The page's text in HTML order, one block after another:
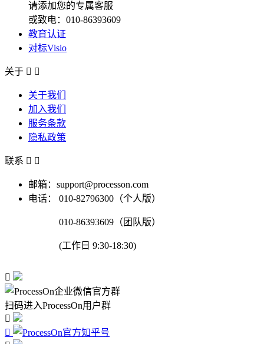
请添加您的专属客服
或致电：010-86393609
教育认证
对标Visio
关于  
关于我们
加入我们
服务条款
隐私政策
联系  
邮箱：support@processon.com
电话：
010-82796300（个人版）
010-86393609（团队版）
(工作日 9:30-18:30)

扫码进入ProcessOn用户群

